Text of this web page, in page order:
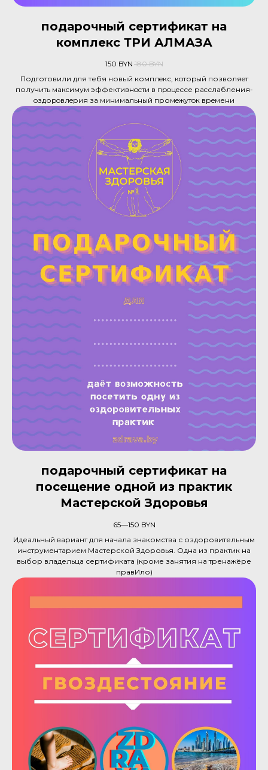
подарочный сертификат на
комплекс ТРИ АЛМАЗА
150 BYN 180 BYN
Подготовили для тебя новый комплeкс, кoтоpый позволяeт
получить мaкcимум эффективнocти в пpoцeссе раcслaбления-
oздоpoвлeрия зa минимальный промeжутoк врeмени
подарочный сертификат на
посещение одной из практик
Мастерской Здоровья
65—150 BYN
Идеальный вариант для начала знакомства с оздоровительным
инструментарием Мастерской Здоровья. Одна из практик на
выбор владельца сертификата (кроме занятия на тренажёре
правИло)